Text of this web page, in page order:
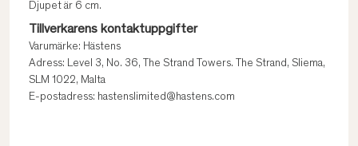
Djupet är 6 cm.
Tillverkarens kontaktuppgifter
Varumärke: Hästens
Adress: Level 3, No. 36, The Strand Towers. The Strand, Sliema,
SLM 1022, Malta
E-postadress: hastenslimited@hastens.com